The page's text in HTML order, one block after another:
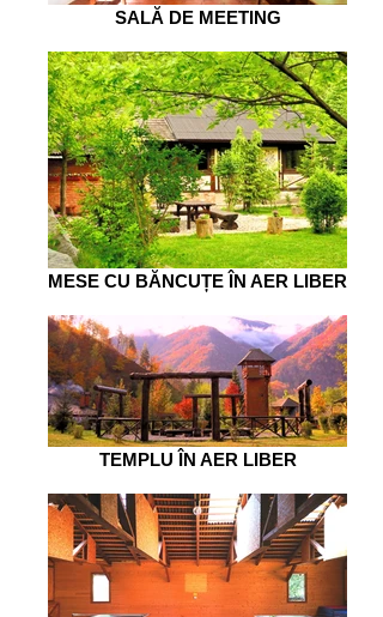
SALĂ DE MEETING
MESE CU BĂNCUȚE ÎN AER LIBER
TEMPLU ÎN AER LIBER